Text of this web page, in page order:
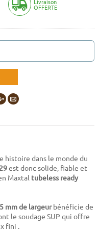
OFFERTE
histoire dans le monde du
est donc solide, fiable et
Maxtal tubeless ready
mm de largeurbénéficie de
le soudage SUP qui offre
fini .